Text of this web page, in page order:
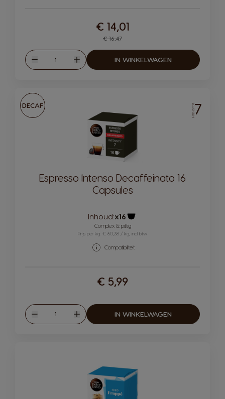
Regular Price
€ 16,47
€ 14,01
Verlagen
Hoeveelheid
Verhogen
IN WINKELWAGEN
DECAF INTENSITEIT7
Espresso Intenso Decaffeinato 16
Capsules
Inhoud:x16
Pictogram capsule
Complex & pittig
Prijs per kg: € 60,38 / kg, incl btw
Compatibiliteit
€ 5,99
Verlagen
Hoeveelheid
Verhogen
IN WINKELWAGEN